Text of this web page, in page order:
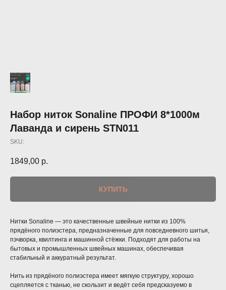
Набор ниток Sonaline ПРОФИ 8*1000м
Лаванда и сирень STN011
SKU:
1849,00 р.
КУПИТЬ
Нитки Sonaline — это качественные швейные нитки из 100%
прядёного полиэстера, предназначенные для повседневного шитья,
пэчворка, квилтинга и машинной стёжки. Подходят для работы на
бытовых и промышленных швейных машинах, обеспечивая
стабильный и аккуратный результат.
Нить из прядёного полиэстера имеет мягкую структуру, хорошо
сцепляется с тканью, не скользит и ведёт себя предсказуемо в